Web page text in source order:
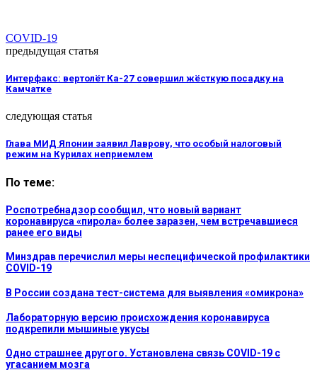
COVID-19
предыдущая статья
Интерфакс: вертолёт Ка-27 совершил жёсткую посадку на
Камчатке
следующая статья
Глава МИД Японии заявил Лаврову, что особый налоговый
режим на Курилах неприемлем
По теме:
Роспотребнадзор сообщил, что новый вариант
коронавируса «пирола» более заразен, чем встречавшиеся
ранее его виды
Минздрав перечислил меры неспецифической профилактики
COVID-19
В России создана тест-система для выявления «омикрона»
Лабораторную версию происхождения коронавируса
подкрепили мышиные укусы
Одно страшнее другого. Установлена связь COVID-19 с
угасанием мозга